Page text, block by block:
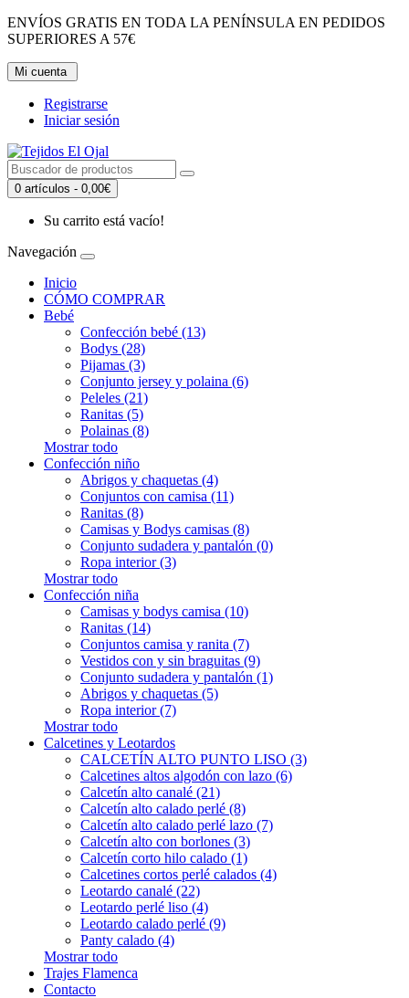
ENVÍOS GRATIS EN TODA LA PENÍNSULA EN PEDIDOS
SUPERIORES A 57€
Mi cuenta
Registrarse
Iniciar sesión
0 artículos - 0,00€
Su carrito está vacío!
Navegación
Inicio
CÓMO COMPRAR
Bebé
Confección bebé (13)
Bodys (28)
Pijamas (3)
Conjunto jersey y polaina (6)
Peleles (21)
Ranitas (5)
Polainas (8)
Mostrar todo
Confección niño
Abrigos y chaquetas (4)
Conjuntos con camisa (11)
Ranitas (8)
Camisas y Bodys camisas (8)
Conjunto sudadera y pantalón (0)
Ropa interior (3)
Mostrar todo
Confección niña
Camisas y bodys camisa (10)
Ranitas (14)
Conjuntos camisa y ranita (7)
Vestidos con y sin braguitas (9)
Conjunto sudadera y pantalón (1)
Abrigos y chaquetas (5)
Ropa interior (7)
Mostrar todo
Calcetines y Leotardos
CALCETÍN ALTO PUNTO LISO (3)
Calcetines altos algodón con lazo (6)
Calcetín alto canalé (21)
Calcetín alto calado perlé (8)
Calcetín alto calado perlé lazo (7)
Calcetín alto con borlones (3)
Calcetín corto hilo calado (1)
Calcetines cortos perlé calados (4)
Leotardo canalé (22)
Leotardo perlé liso (4)
Leotardo calado perlé (9)
Panty calado (4)
Mostrar todo
Trajes Flamenca
Contacto